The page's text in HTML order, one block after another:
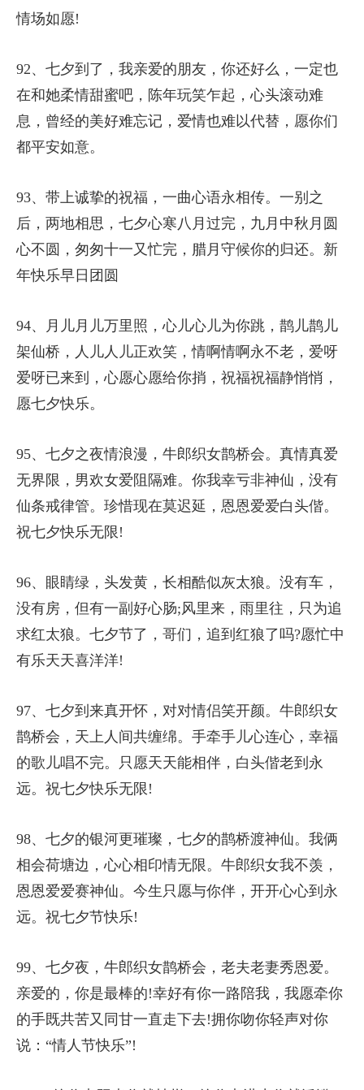
情场如愿!
92、七夕到了，我亲爱的朋友，你还好么，一定也
在和她柔情甜蜜吧，陈年玩笑乍起，心头滚动难
息，曾经的美好难忘记，爱情也难以代替，愿你们
都平安如意。
93、带上诚挚的祝福，一曲心语永相传。一别之
后，两地相思，七夕心寒八月过完，九月中秋月圆
心不圆，匆匆十一又忙完，腊月守候你的归还。新
年快乐早日团圆
94、月儿月儿万里照，心儿心儿为你跳，鹊儿鹊儿
架仙桥，人儿人儿正欢笑，情啊情啊永不老，爱呀
爱呀已来到，心愿心愿给你捎，祝福祝福静悄悄，
愿七夕快乐。
95、七夕之夜情浪漫，牛郎织女鹊桥会。真情真爱
无界限，男欢女爱阻隔难。你我幸亏非神仙，没有
仙条戒律管。珍惜现在莫迟延，恩恩爱爱白头偕。
祝七夕快乐无限!
96、眼睛绿，头发黄，长相酷似灰太狼。没有车，
没有房，但有一副好心肠;风里来，雨里往，只为追
求红太狼。七夕节了，哥们，追到红狼了吗?愿忙中
有乐天天喜洋洋!
97、七夕到来真开怀，对对情侣笑开颜。牛郎织女
鹊桥会，天上人间共缠绵。手牵手儿心连心，幸福
的歌儿唱不完。只愿天天能相伴，白头偕老到永
远。祝七夕快乐无限!
98、七夕的银河更璀璨，七夕的鹊桥渡神仙。我俩
相会荷塘边，心心相印情无限。牛郎织女我不羡，
恩恩爱爱赛神仙。今生只愿与你伴，开开心心到永
远。祝七夕节快乐!
99、七夕夜，牛郎织女鹊桥会，老夫老妻秀恩爱。
亲爱的，你是最棒的!幸好有你一路陪我，我愿牵你
的手既共苦又同甘一直走下去!拥你吻你轻声对你
说：“情人节快乐”!